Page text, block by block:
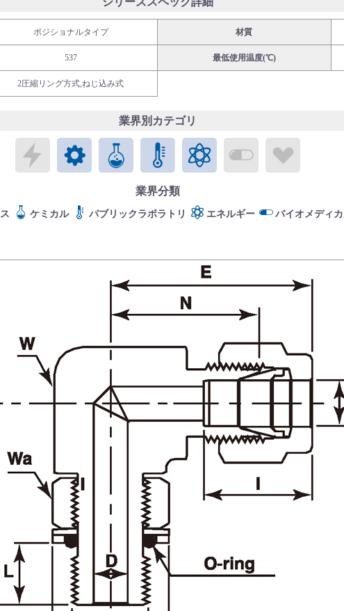
ポジショナルタイプ 材質
537 最低使用温度(℃)
2圧縮リング方式,ねじ込み式
業界別カテゴリ
エレクトロニクス
メカトロニクス
ケミカル パブリックラボラトリバイオメディカ
業界分類
ケミカル パブリックラボラトリ エネルギー バイオメディ